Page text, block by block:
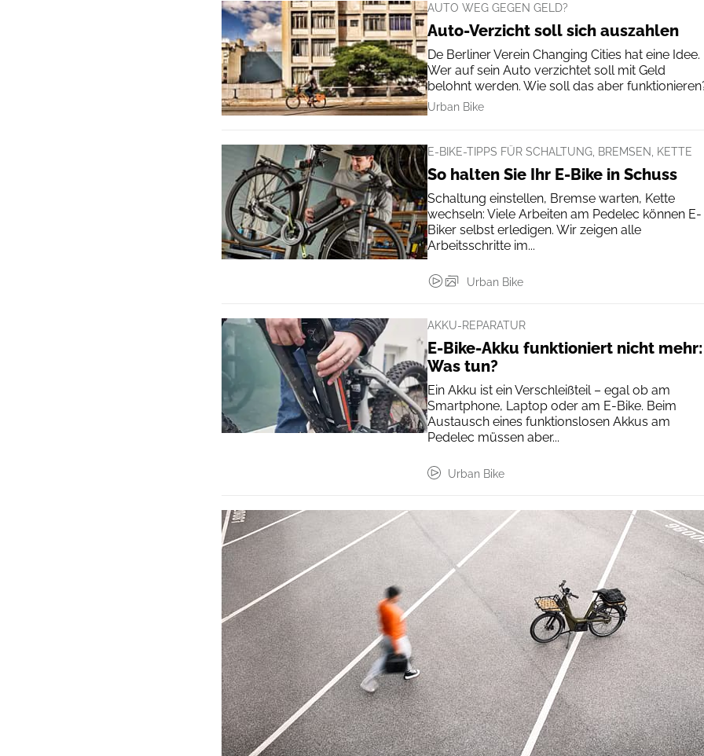
AUTO WEG GEGEN GELD?
Auto-Verzicht soll sich auszahlen
De Berliner Verein Changing Cities hat eine Idee.
Wer auf sein Auto verzichtet soll mit Geld
belohnt werden. Wie soll das aber
Urban Bike
E-BIKE-TIPPS FÜR SCHALTUNG, BREMSEN, KETTE
So halten Sie Ihr E-Bike in Schuss
Schaltung einstellen, Bremse warten, Kette
wechseln: Viele Arbeiten am Pedelec können E-
Biker selbst erledigen. Wir zeigen alle
Arbeitsschritte im...
Urban Bike
AKKU-REPARATUR
E-Bike-Akku funktioniert nicht mehr:
Was tun?
Ein Akku ist ein Verschleißteil – egal ob am
Smartphone, Laptop oder am E-Bike. Beim
Austausch eines funktionslosen Akkus am
Pedelec müssen aber...
Urban Bike